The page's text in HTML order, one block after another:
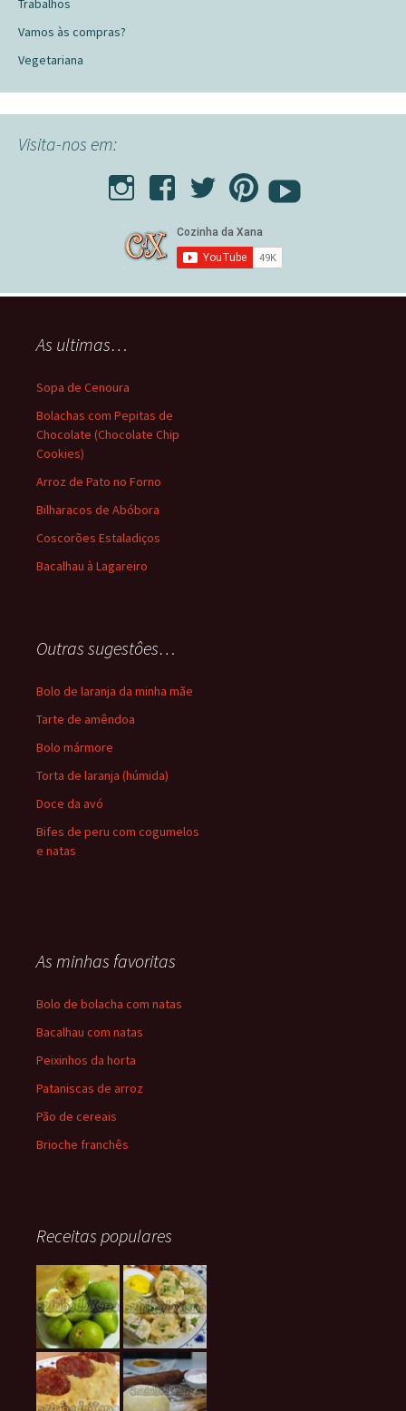
Trabalhos
Vamos às compras?
Vegetariana
Visita-nos em:
As ultimas…
Sopa de Cenoura
Bolachas com Pepitas de
Chocolate (Chocolate Chip
Cookies)
Arroz de Pato no Forno
Bilharacos de Abóbora
Coscorões Estaladiços
Bacalhau à Lagareiro
Outras sugestôes…
Bolo de laranja da minha mãe
Tarte de amêndoa
Bolo mármore
Torta de laranja (húmida)
Doce da avó
Bifes de peru com cogumelos
e natas
As minhas favoritas
Bolo de bolacha com natas
Bacalhau com natas
Peixinhos da horta
Pataniscas de arroz
Pão de cereais
Brioche franchês
Receitas populares